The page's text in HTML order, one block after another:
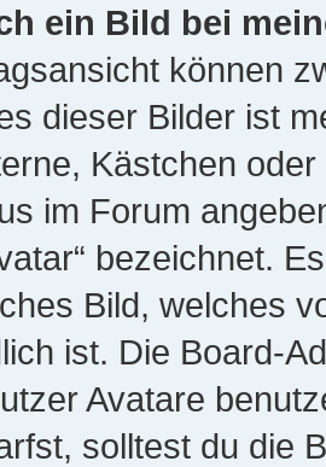
ein Bild bei
können
dieser Bilder ist
Kästchen
im Forum
bezeichnet.
Bild, welches
ist. Die Board-
Avatare
solltest du die